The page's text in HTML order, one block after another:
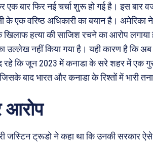
एक बार फिर नई चर्चा शुरू हो गई है। इस बार
एक वरिष्ठ अधिकारी का बयान है। अमेरिका
हत्या की साजिश रचने का आरोप
उल्लेख नहीं किया गया है। यही कारण है कि
कि जून 2023 में कनाडा के सरे शहर में एक
बाद भारत और कनाडा के रिश्तों में भारी
आरोप
जस्टिन ट्रूडो ने कहा था कि उनकी सरकार